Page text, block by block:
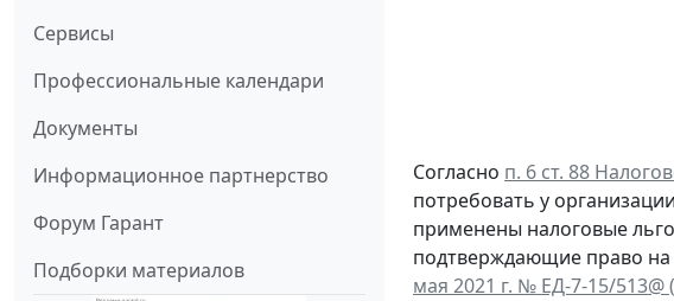
Сервисы
Профессиональные календари
Документы
Информационное партнерство
Форум Гарант
Подборки материалов
Согласно п. 6 ст. 88
потребовать у
применены налоговые
подтверждающие право на
мая 2021 г. № ЕД-7-15/513@